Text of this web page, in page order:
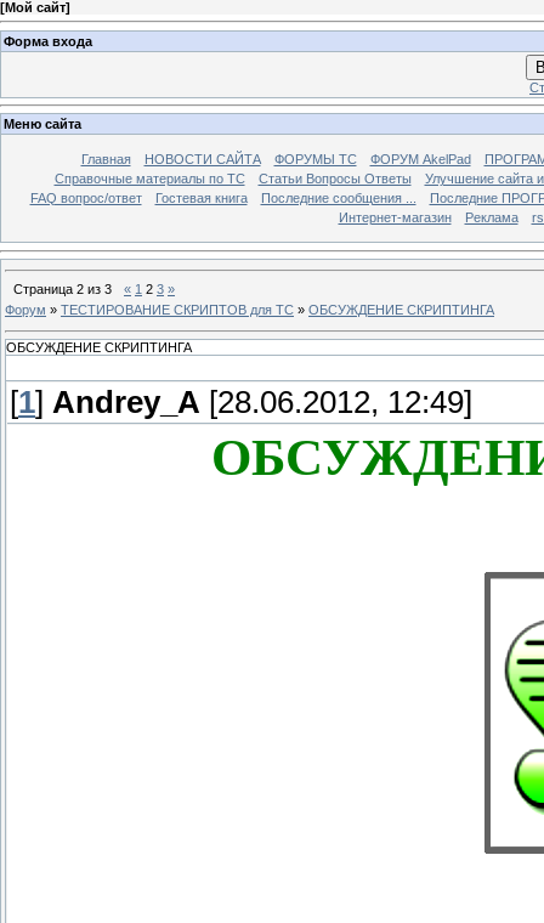
[Мой сайт]
Форма входа
Меню сайта
Главная НОВОСТИ САЙТА ФОРУМЫ TC ФОРУМ AkelPad
Справочные материалы по TС
Статьи Вопросы Ответы
Улучшение сайта
FAQ вопрос/ответ
Гостевая книга Последние сообщения ...
Последние
Интернет-магазин
Реклама
Страница 2 из 3 « 1 2 3 »
Форум » ТЕСТИРОВАНИЕ СКРИПТОВ для TC » ОБСУЖДЕНИЕ СКРИПТИНГА
ОБСУЖДЕНИЕ СКРИПТИНГА
[1] Andrey_A [28.06.2012, 12:49]